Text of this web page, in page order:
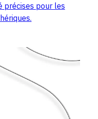
précises pour les